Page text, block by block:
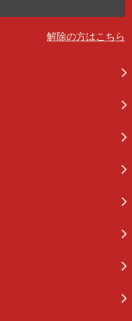
解除の方はこちら